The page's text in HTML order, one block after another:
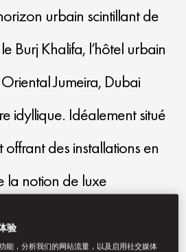
urbain scintillant de
Burj Khalifa, l’hôtel urbain
Jumeira, Dubai
idyllique. Idéalement situé
des installations en
la notion de luxe
验
能，分析我们的网站流量，以及启用社交媒体